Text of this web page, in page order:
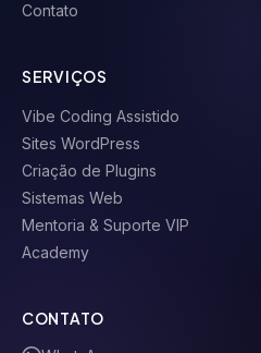
Contato
SERVIÇOS
Vibe Coding Assistido
Sites WordPress
Criação de Plugins
Sistemas Web
Mentoria & Suporte VIP
Academy
CONTATO